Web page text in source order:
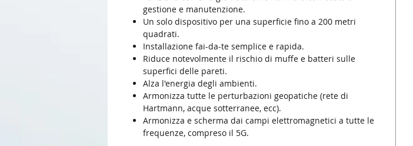
gestione e manutenzione.
Un solo dispositivo per una superficie fino a 200 metri
quadrati.
Installazione fai-da-te semplice e rapida.
Riduce notevolmente il rischio di muffe e batteri sulle
superfici delle pareti.
Alza l'energia degli ambienti.
Armonizza tutte le perturbazioni geopatiche (rete di
Hartmann, acque sotterranee, ecc).
Armonizza e scherma dai campi elettromagnetici a tutte le
frequenze, compreso il 5G.